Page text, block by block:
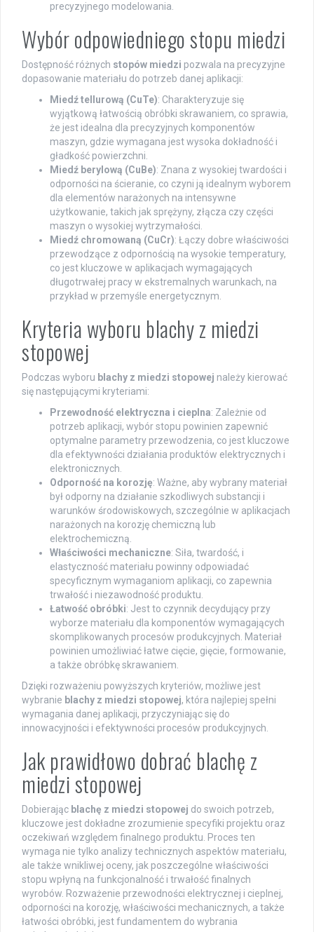
precyzyjnego modelowania.
Wybór odpowiedniego stopu miedzi
Dostępność różnych stopów miedzi pozwala na precyzyjne
dopasowanie materiału do potrzeb danej aplikacji:
Miedź tellurową (CuTe): Charakteryzuje się
wyjątkową łatwością obróbki skrawaniem, co sprawia,
że jest idealna dla precyzyjnych komponentów
maszyn, gdzie wymagana jest wysoka dokładność i
gładkość powierzchni.
Miedź berylową (CuBe): Znana z wysokiej twardości i
odporności na ścieranie, co czyni ją idealnym wyborem
dla elementów narażonych na intensywne
użytkowanie, takich jak sprężyny, złącza czy części
maszyn o wysokiej wytrzymałości.
Miedź chromowaną (CuCr): Łączy dobre właściwości
przewodzące z odpornością na wysokie temperatury,
co jest kluczowe w aplikacjach wymagających
długotrwałej pracy w ekstremalnych warunkach, na
przykład w przemyśle energetycznym.
Kryteria wyboru blachy z miedzi
stopowej
Podczas wyboru blachy z miedzi stopowej należy kierować
się następującymi kryteriami:
Przewodność elektryczna i cieplna: Zależnie od
potrzeb aplikacji, wybór stopu powinien zapewnić
optymalne parametry przewodzenia, co jest kluczowe
dla efektywności działania produktów elektrycznych i
elektronicznych.
Odporność na korozję: Ważne, aby wybrany materiał
był odporny na działanie szkodliwych substancji i
warunków środowiskowych, szczególnie w aplikacjach
narażonych na korozję chemiczną lub
elektrochemiczną.
Właściwości mechaniczne: Siła, twardość, i
elastyczność materiału powinny odpowiadać
specyficznym wymaganiom aplikacji, co zapewnia
trwałość i niezawodność produktu.
Łatwość obróbki: Jest to czynnik decydujący przy
wyborze materiału dla komponentów wymagających
skomplikowanych procesów produkcyjnych. Materiał
powinien umożliwiać łatwe cięcie, gięcie, formowanie,
a także obróbkę skrawaniem.
Dzięki rozważeniu powyższych kryteriów, możliwe jest
wybranie blachy z miedzi stopowej, która najlepiej spełni
wymagania danej aplikacji, przyczyniając się do
innowacyjności i efektywności procesów produkcyjnych.
Jak prawidłowo dobrać blachę z
miedzi stopowej
Dobierając blachę z miedzi stopowej do swoich potrzeb,
kluczowe jest dokładne zrozumienie specyfiki projektu oraz
oczekiwań względem finalnego produktu. Proces ten
wymaga nie tylko analizy technicznych aspektów materiału,
ale także wnikliwej oceny, jak poszczególne właściwości
stopu wpłyną na funkcjonalność i trwałość finalnych
wyrobów. Rozważenie przewodności elektrycznej i cieplnej,
odporności na korozję, właściwości mechanicznych, a także
łatwości obróbki, jest fundamentem do wybrania